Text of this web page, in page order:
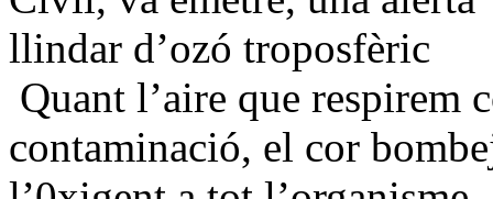
llindar d’ozó troposfèric
Quant l’aire que respirem
contaminació, el cor